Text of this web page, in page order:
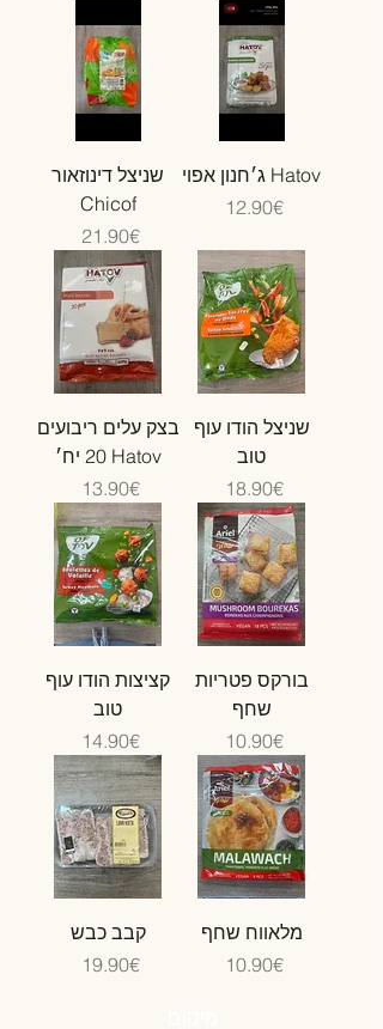
שניצל דינוזאור
Chicof
Price ‏21.90 ‏€
ג׳חנון אפוי Hatov
Price ‏12.90 ‏€
בצק עלים ריבועים
20 יח׳ Hatov
Price ‏13.90 ‏€
שניצל הודו עוף
טוב
Price ‏18.90 ‏€
קציצות הודו עוף
טוב
Price ‏14.90 ‏€
בורקס פטריות
שחף
Price ‏10.90 ‏€
קבב כבש
Price ‏19.90 ‏€
מלאווח שחף
Price ‏10.90 ‏€